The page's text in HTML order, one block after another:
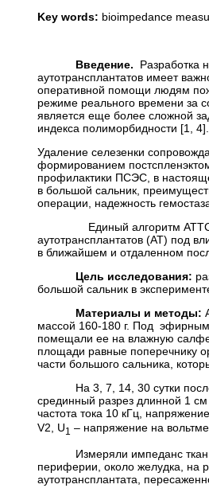
Key words: bioimpedance
Введение. Разработка
аутотрансплантатов имеет
оперативной помощи людям
режиме реального времени за
является еще более сложной
индекса полиморбидности [1, 4].
Удаление селезенки
формированием
профилактики ПСЭС, в
в большой сальник,
операции, надежность
Единый алгоритм АТТС еще
аутотрансплантатов (АТ) под
в ближайшем и отдаленном
Цель исследования:
большой сальник в
Материалы и методы:
массой 160-180 г. Под
помещали ее на влажную
площади равные поперечнику
части большого сальника,
На 3, 7, 14, 30 сутки
срединный разрез длинной 1
частота тока 10 кГц,
V2, U1 – напряжение на
Измеряли импеданс ткани
периферии, около желудка, на
аутотрансплантата,